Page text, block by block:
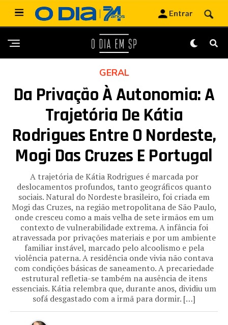
GERAL
Da Privação À Autonomia: A
Trajetória De Kátia
Rodrigues Entre O Nordeste,
Mogi Das Cruzes E Portugal
A trajetória de Kátia Rodrigues é marcada por
deslocamentos profundos, tanto geográficos quanto
sociais. Natural do Nordeste brasileiro, foi criada em
Mogi das Cruzes, na região metropolitana de São Paulo,
onde cresceu como a mais velha de sete irmãos em um
contexto de vulnerabilidade extrema. A infância foi
atravessada por privações materiais e por um ambiente
familiar instável, marcado pelo alcoolismo e pela
violência paterna. A residência onde vivia não contava
com condições básicas de saneamento. A precariedade
estrutural refletia-se também na ausência de itens
essenciais. Kátia relembra que, durante anos, dividiu um
sofá desgastado com a irmã para dormir. […]